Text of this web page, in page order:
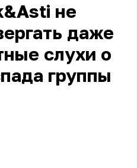
не
даже
слухи о
группы